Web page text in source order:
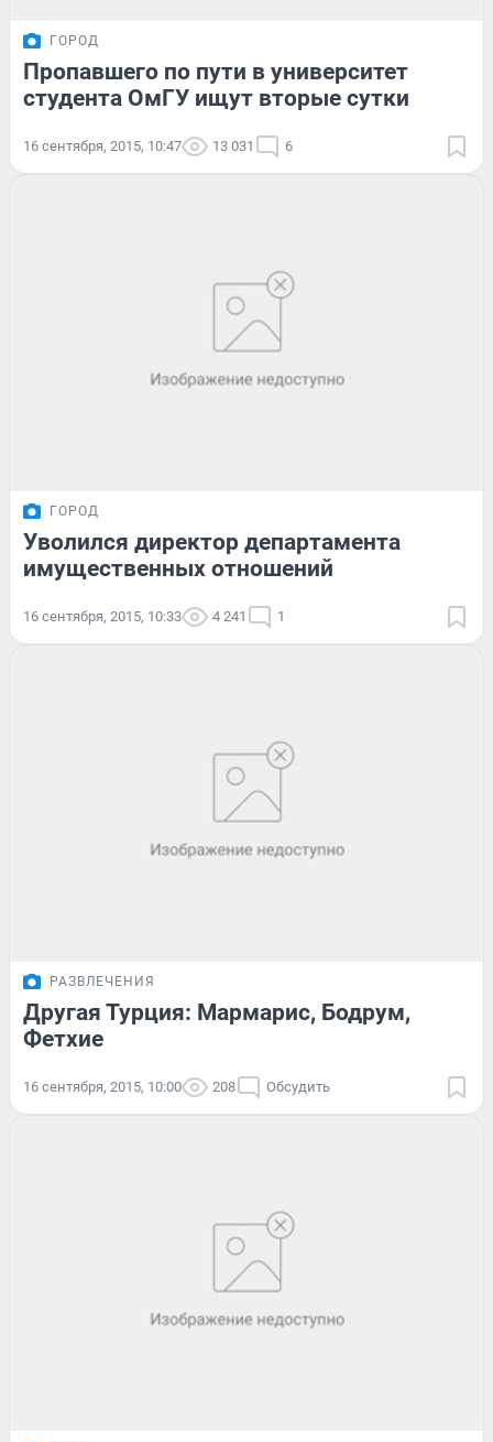
ГОРОД
Пропавшего по пути в университет
студента ОмГУ ищут вторые сутки
16 сентября, 2015, 10:47 13 031 6
ГОРОД
Уволился директор департамента
имущественных отношений
16 сентября, 2015, 10:33 4 241 1
РАЗВЛЕЧЕНИЯ
Другая Турция: Мармарис, Бодрум,
Фетхие
16 сентября, 2015, 10:00 208 Обсудить